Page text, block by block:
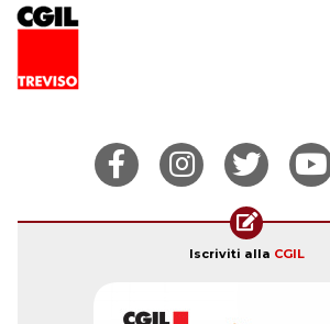
PENSIONATI
Iscriviti alla CGIL